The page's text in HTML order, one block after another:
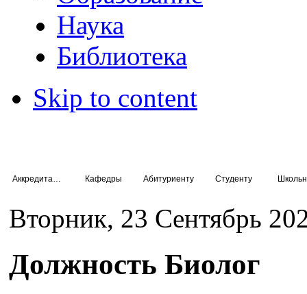
Наука
Библиотека
Skip to content
Кафедры Абитуриенту Студенту
Вторник, 23 Сентябрь
Должность Биолог